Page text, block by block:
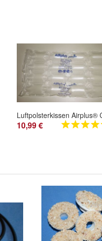
10,99 €